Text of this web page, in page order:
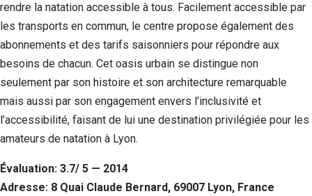
rendre la natation accessible à tous. Facilement accessible par
les transports en commun, le centre propose également des
abonnements et des tarifs saisonniers pour répondre aux
besoins de chacun. Cet oasis urbain se distingue non
seulement par son histoire et son architecture remarquable
mais aussi par son engagement envers l’inclusivité et
l’accessibilité, faisant de lui une destination privilégiée pour les
amateurs de natation à Lyon.
Évaluation: 3.7/ 5 — 2014
Adresse: 8 Quai Claude Bernard, 69007 Lyon, France